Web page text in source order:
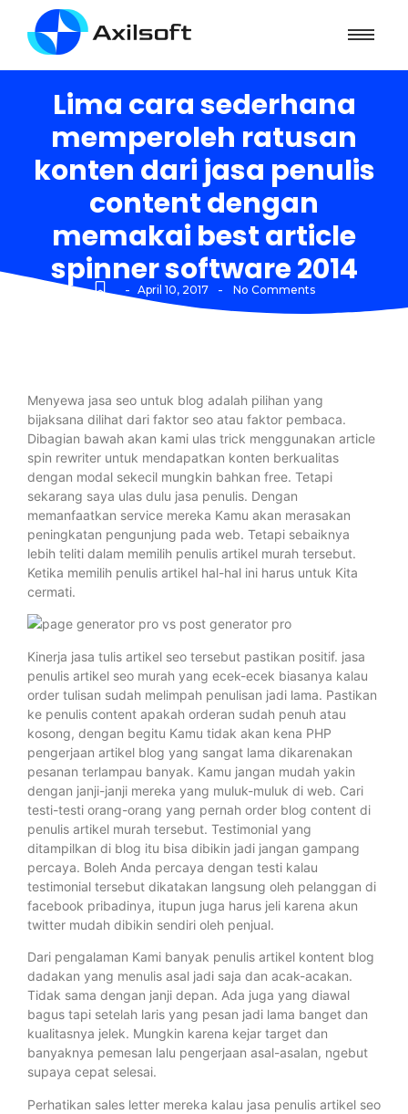
Lima cara sederhana
memperoleh ratusan
konten dari jasa penulis
content dengan
memakai best article
spinner software 2014
- April 10, 2017 - No Comments
Menyewa jasa seo untuk blog adalah pilihan yang
bijaksana dilihat dari faktor seo atau faktor pembaca.
Dibagian bawah akan kami ulas trick menggunakan article
spin rewriter untuk mendapatkan konten berkualitas
dengan modal sekecil mungkin bahkan free. Tetapi
sekarang saya ulas dulu jasa penulis. Dengan
memanfaatkan service mereka Kamu akan merasakan
peningkatan pengunjung pada web. Tetapi sebaiknya
lebih teliti dalam memilih penulis artikel murah tersebut.
Ketika memilih penulis artikel hal-hal ini harus untuk Kita
cermati.
Kinerja jasa tulis artikel seo tersebut pastikan positif. jasa
penulis artikel seo murah yang ecek-ecek biasanya kalau
order tulisan sudah melimpah penulisan jadi lama. Pastikan
ke penulis content apakah orderan sudah penuh atau
kosong, dengan begitu Kamu tidak akan kena PHP
pengerjaan artikel blog yang sangat lama dikarenakan
pesanan terlampau banyak. Kamu jangan mudah yakin
dengan janji-janji mereka yang muluk-muluk di web. Cari
testi-testi orang-orang yang pernah order blog content di
penulis artikel murah tersebut. Testimonial yang
ditampilkan di blog itu bisa dibikin jadi jangan gampang
percaya. Boleh Anda percaya dengan testi kalau
testimonial tersebut dikatakan langsung oleh pelanggan di
facebook pribadinya, itupun juga harus jeli karena akun
twitter mudah dibikin sendiri oleh penjual.
Dari pengalaman Kami banyak penulis artikel kontent blog
dadakan yang menulis asal jadi saja dan acak-acakan.
Tidak sama dengan janji depan. Ada juga yang diawal
bagus tapi setelah laris yang pesan jadi lama banget dan
kualitasnya jelek. Mungkin karena kejar target dan
banyaknya pemesan lalu pengerjaan asal-asalan, ngebut
supaya cepat selesai.
Perhatikan sales letter mereka kalau jasa penulis artikel seo